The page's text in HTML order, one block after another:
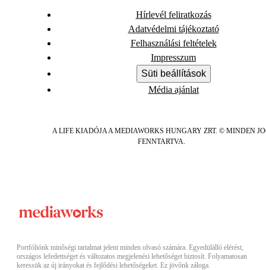
Hírlevél feliratkozás
Adatvédelmi tájékoztató
Felhasználási feltételek
Impresszum
Süti beállítások
Média ajánlat
A LIFE KIADÓJA A MEDIAWORKS HUNGARY ZRT. © MINDEN
FENNTARTVA.
Portfóliónk minőségi tartalmat jelent minden olvasó számára. Egyedülálló elérést,
országos lefedettséget és változatos megjelenési lehetőséget biztosít. Folyamatosan
keressük az új irányokat és fejlődési lehetőségeket. Ez jövőnk záloga.